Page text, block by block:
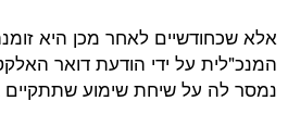
אלא שכחודשיים לאחר מכן היא
המנכ"לית על ידי הודעת דואר
נמסר לה על שיחת שימוע